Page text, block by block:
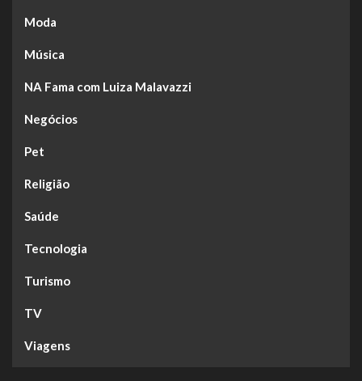
Moda
Música
NA Fama com Luiza Malavazzi
Negócios
Pet
Religião
Saúde
Tecnologia
Turismo
TV
Viagens